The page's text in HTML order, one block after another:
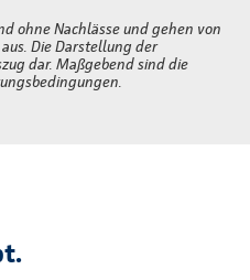
ohne Nachlässe und gehen von
Die Darstellung der
dar. Maßgebend sind die